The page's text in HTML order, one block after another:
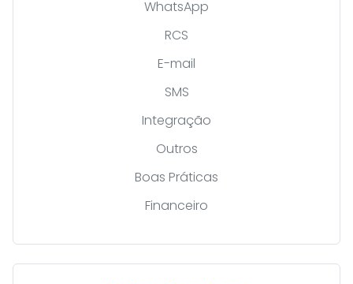
WhatsApp
RCS
E-mail
SMS
Integração
Outros
Boas Práticas
Financeiro